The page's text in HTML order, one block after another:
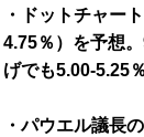
・ドットチャー
4.75％）を予想
げでも5.00-5.25
・パウエル議長